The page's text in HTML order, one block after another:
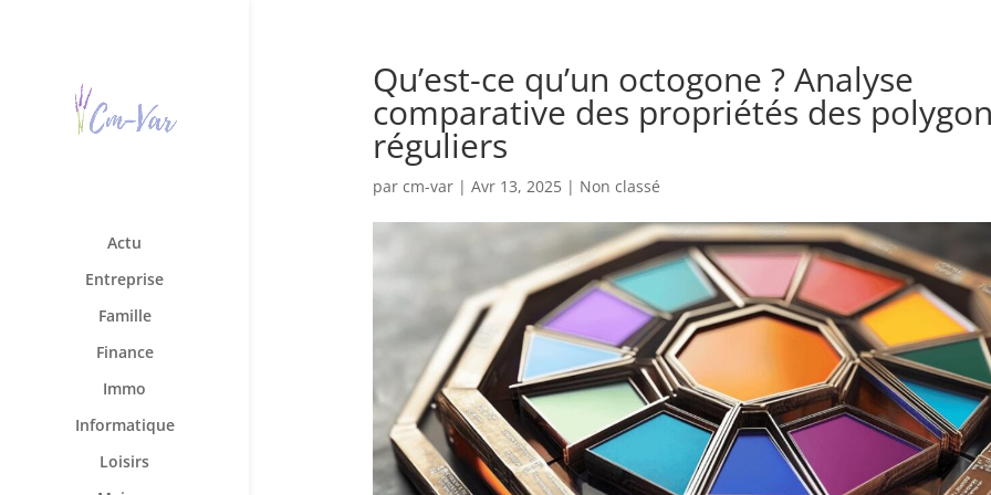
Actu
Entreprise
Famille
Finance
Immo
Informatique
Loisirs
Qu’est-ce qu’un octogone ? Analyse
comparative des propriétés des
réguliers
par cm-var| Avr 13, 2025| Non classé